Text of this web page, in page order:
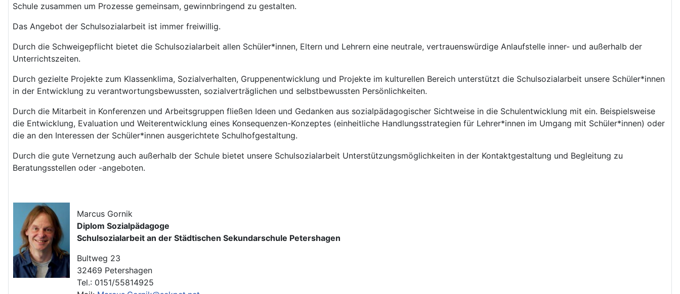
Schule zusammen um Prozesse gemeinsam, gewinnbringend zu gestalten.
Das Angebot der Schulsozialarbeit ist immer freiwillig.
Durch die Schweigepflicht bietet die Schulsozialarbeit allen Schüler*innen, Eltern und Lehrern eine neutrale, vertrauenswürdige Anlaufstelle inner- und außerhalb der
Unterrichtszeiten.
Durch gezielte Projekte zum Klassenklima, Sozialverhalten, Gruppenentwicklung und Projekte im kulturellen Bereich unterstützt die Schulsozialarbeit unsere Schüler*innen
in der Entwicklung zu verantwortungsbewussten, sozialverträglichen und selbstbewussten Persönlichkeiten.
Durch die Mitarbeit in Konferenzen und Arbeitsgruppen fließen Ideen und Gedanken aus sozialpädagogischer Sichtweise in die Schulentwicklung mit ein. Beispielsweise
die Entwicklung, Evaluation und Weiterentwicklung eines Konsequenzen-Konzeptes (einheitliche Handlungsstrategien für Lehrer*innen im Umgang mit Schüler*innen) oder
die an den Interessen der Schüler*innen ausgerichtete Schulhofgestaltung.
Durch die gute Vernetzung auch außerhalb der Schule bietet unsere Schulsozialarbeit Unterstützungsmöglichkeiten in der Kontaktgestaltung und Begleitung zu
Beratungsstellen oder -angeboten.
Marcus Gornik
Diplom Sozialpädagoge
Schulsozialarbeit an der Städtischen Sekundarschule Petershagen
Bultweg 23
32469 Petershagen
Tel.: 0151/55814925